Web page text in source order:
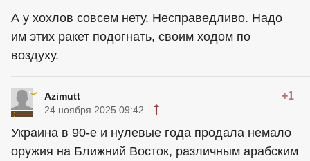
А у xoxлов совсем нету. Несправедливо. Надо
им этих ракет подогнать, своим ходом по
воздуху.
Azimutt +1
24 ноября 2025 09:42
Украина в 90-е и нулевые года продала немало
оружия на Ближний Восток, различным арабским